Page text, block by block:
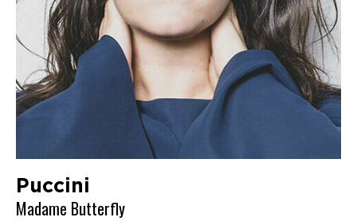
Puccini
Madame Butterfly